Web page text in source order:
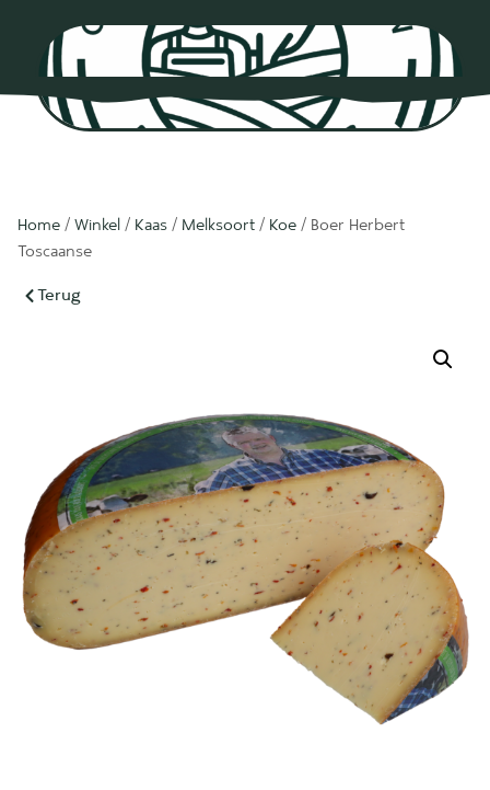
0
Home / Winkel / Kaas / Melksoort / Koe / Boer Herbert
Toscaanse
Terug